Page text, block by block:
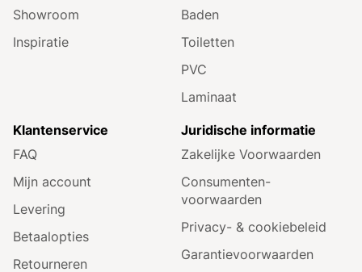
Showroom
Inspiratie
Baden
Toiletten
PVC
Laminaat
Klantenservice
FAQ
Mijn account
Levering
Betaalopties
Retourneren
Juridische informatie
Zakelijke Voorwaarden
Consumenten­
voorwaarden
Privacy- & cookiebeleid
Garantie­voorwaarden